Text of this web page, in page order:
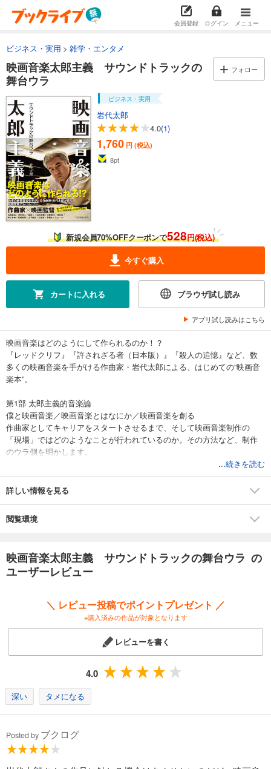
会員登録 ログイン メニュー
ビジネス・実用 雑学・エンタメ
映画音楽太郎主義 サウンドトラックの
舞台ウラ
フォロー
ビジネス・実用
岩代太郎
4.0(1)
1,760 円 (税込)
8pt
新規会員70%OFFクーポンで528円(税込)
今すぐ購入
カートに入れる ブラウザ試し読み
アプリ試し読みはこちら
映画音楽はどのようにして作られるのか！？
『レッドクリフ』『許されざる者（日本版）』『殺人の追憶』など、数
多くの映画音楽を手がける作曲家・岩代太郎による、はじめての“映画音
楽本”。
第1部 太郎主義的音楽論
僕と映画音楽／映画音楽とはなにか／映画音楽を創る
作曲家としてキャリアをスタートさせるまで、そして映画音楽制作の
「現場」ではどのようなことが行われているのか。その方法など、制作
のウラ側を明かします。
第2部 作曲家×映画監督 12人との対話
石井裕也／沖田修一／崔 洋一／白石和彌／中村義洋／成島 出／平山秀幸
映画界の第一線で活躍する総勢12名の映画監督との対談を通し、映画音
楽をどう捉えるか、どう創るか、さまざまに捉えられる「映画音楽」の
...続きを読む
詳しい情報を見る
閲覧環境
映画音楽太郎主義 サウンドトラックの舞台ウラ の
ユーザーレビュー
＼ レビュー投稿でポイントプレゼント ／
※購入済みの作品が対象となります
レビューを書く
4.0
深い タメになる
Posted by ブクログ